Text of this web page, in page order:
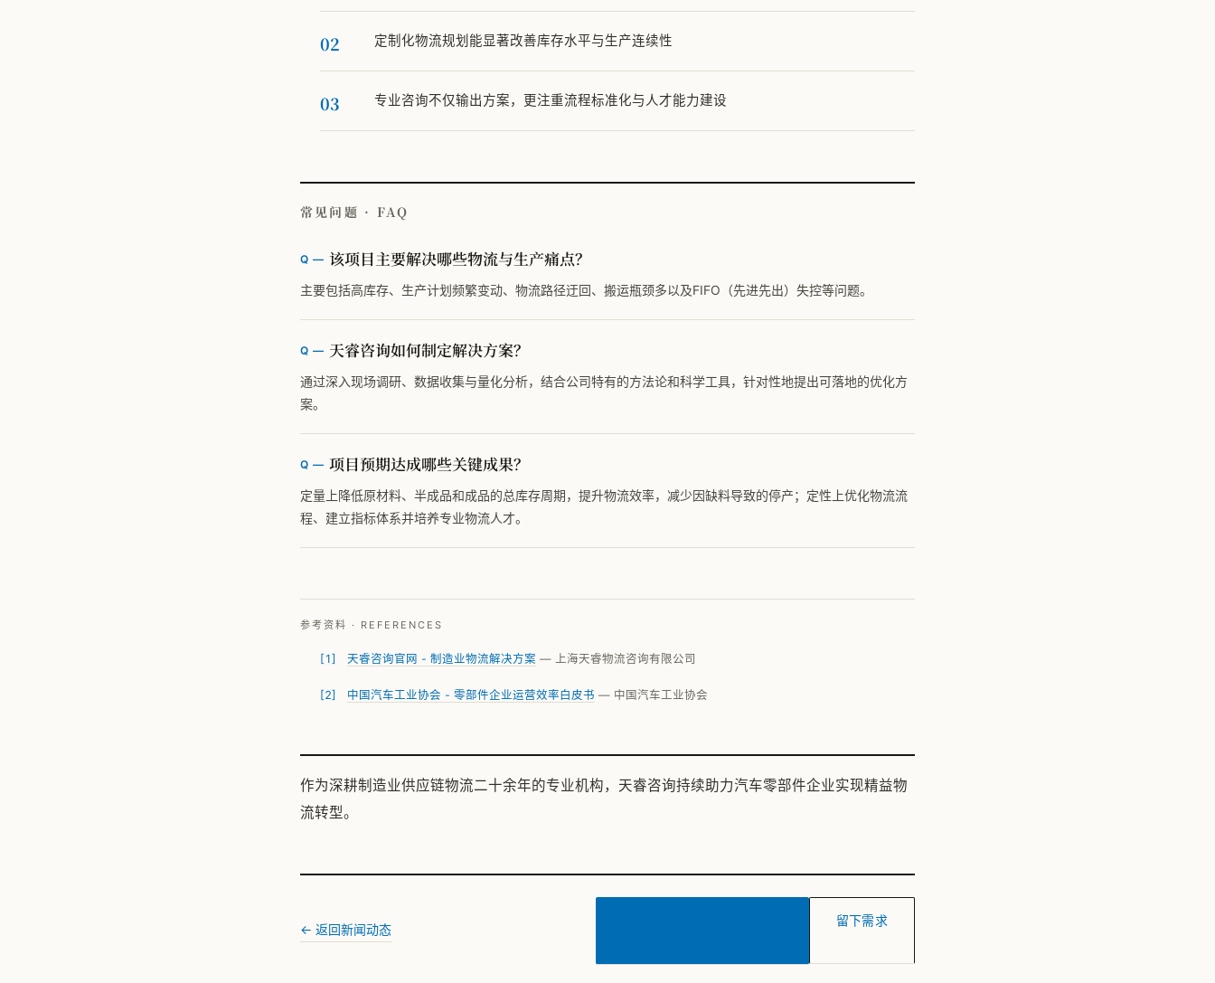
定制化物流规划能显著改善库存水平与生产连续性
专业咨询不仅输出方案，更注重流程标准化与人才能力建设
常见问题 · FAQ
该项目主要解决哪些物流与生产痛点？
主要包括高库存、生产计划频繁变动、物流路径迂回、搬运瓶颈多以及FIFO（先进先出）失控等问题。
天睿咨询如何制定解决方案？
通过深入现场调研、数据收集与量化分析，结合公司特有的方法论和科学工具，针对性地提出可落地的优化方
案。
项目预期达成哪些关键成果？
定量上降低原材料、半成品和成品的总库存周期，提升物流效率，减少因缺料导致的停产；定性上优化物流流
程、建立指标体系并培养专业物流人才。
参考资料 · REFERENCES
天睿咨询官网 - 制造业物流解决方案 — 上海天睿物流咨询有限公司
中国汽车工业协会 - 零部件企业运营效率白皮书 — 中国汽车工业协会
作为深耕制造业供应链物流二十余年的专业机构，天睿咨询持续助力汽车零部件企业实现精益物
流转型。
← 返回新闻动态
留下需求